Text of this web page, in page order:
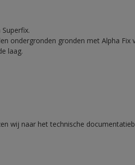
ondergronden gronden met Alpha Fix
laag.
wij naar het technische